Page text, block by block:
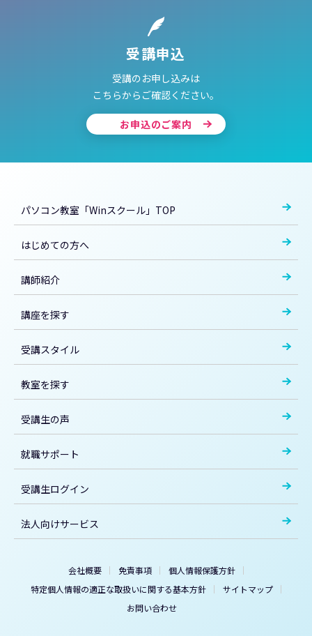
受講申込
受講のお申し込みは
こちらからご確認ください。
お申込のご案内
パソコン教室「Winスクール」TOP
はじめての方へ
講師紹介
講座を探す
受講スタイル
教室を探す
受講生の声
就職サポート
受講生ログイン
法人向けサービス
会社概要 免責事項
個人情報保護方針
特定個人情報の適正な取扱いに関する基本方針
サイトマップ
お問い合わせ